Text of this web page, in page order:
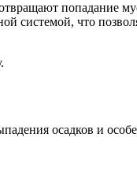
попадание
системой, что
осадков и